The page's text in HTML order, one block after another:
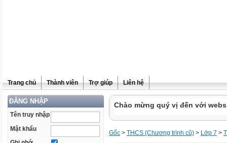
Trang chủ Thành viên Trợ giúp Liên hệ
ĐĂNG NHẬP
Tên truy nhập
Mật khẩu
Chào mừng quý vị đến với
Gốc > THCS (Chương trình cũ) > Lớp 7 >